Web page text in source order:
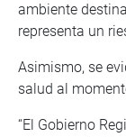
ambiente
representa un
Asimismo, se
salud al
“El Gobierno